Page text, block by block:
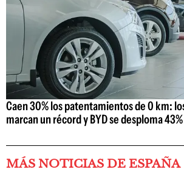
Caen 30% los patentamientos de 0 km:
marcan un récord y BYD se desploma 43%
MÁS NOTICIAS DE ESPAÑA